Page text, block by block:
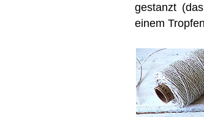
gestanzt
einem